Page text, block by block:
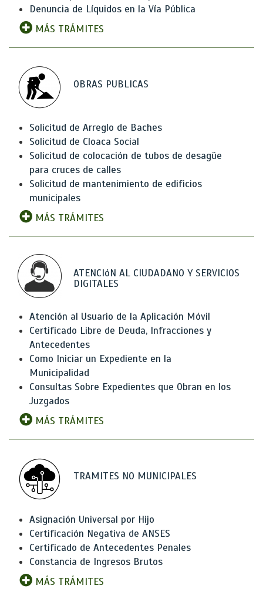
Denuncia de Líquidos en la Vía Pública
MÁS TRÁMITES
OBRAS PUBLICAS
Solicitud de Arreglo de Baches
Solicitud de Cloaca Social
Solicitud de colocación de tubos de desagüe
para cruces de calles
Solicitud de mantenimiento de edificios
municipales
MÁS TRÁMITES
ATENCIóN AL CIUDADANO Y SERVICIOS
DIGITALES
Atención al Usuario de la Aplicación Móvil
Certificado Libre de Deuda, Infracciones y
Antecedentes
Como Iniciar un Expediente en la
Municipalidad
Consultas Sobre Expedientes que Obran en los
Juzgados
MÁS TRÁMITES
TRAMITES NO MUNICIPALES
Asignación Universal por Hijo
Certificación Negativa de ANSES
Certificado de Antecedentes Penales
Constancia de Ingresos Brutos
MÁS TRÁMITES